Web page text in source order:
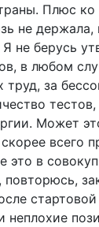
Плюс
не
не берусь
в любом
труд, за
Может
всего
это в
неплохие